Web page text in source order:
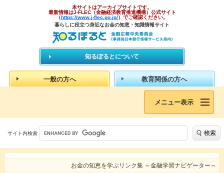
本サイトはアーカイブサイトです。
最新情報はJ-FLEC（金融経済教育推進機構）公式サイト
（https://www.j-flec.go.jp/）でご確認ください。
暮らしに役立つ身近なお金の知恵・知識情報サイト
知るぽるとについて
一般の方へ 教育関係の方へ
メニュー表示
サイト内検索 検索
お金の知恵を学ぶリンク集 ～金融学習ナビゲーター～